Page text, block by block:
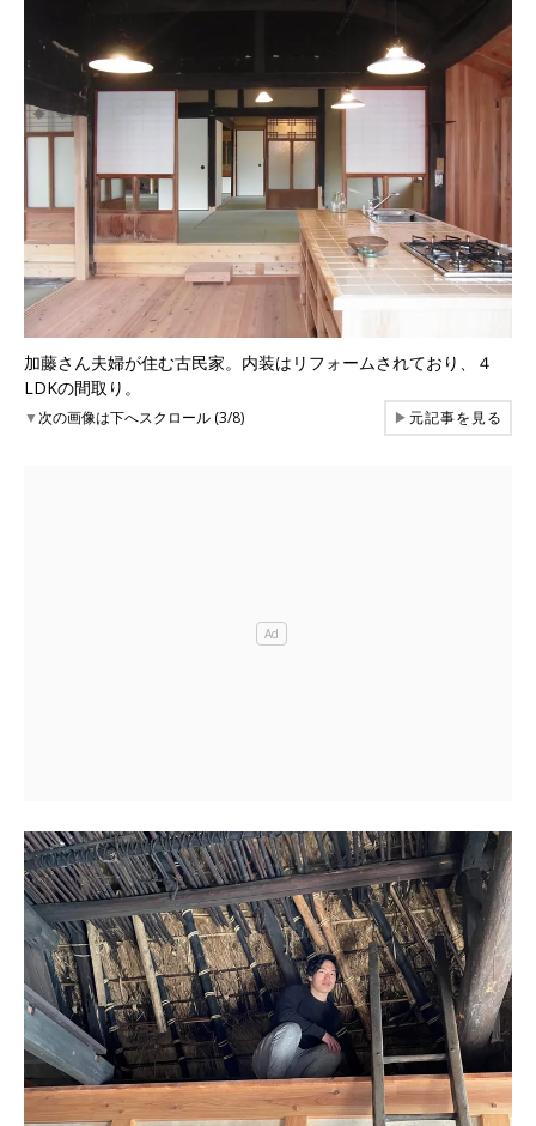
加藤さん夫婦が住む古民家。内装はリフォームされており、４
LDKの間取り。
▼次の画像は下へスクロール (3/8) ▶元記事を見る